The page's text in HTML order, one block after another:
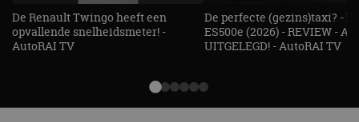
De Renault Twingo heeft een
opvallende snelheidsmeter! -
AutoRAI TV
De perfecte (gezins)taxi? -
ES500e (2026) - REVIEW -
UITGELEGD! - AutoRAI TV
strikt noodzakelijke cookies.
Naam
Aanbieder/
Domein
Vervaldatum
.autorai.nl
te